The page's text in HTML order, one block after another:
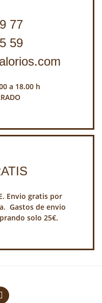
77
59
a 18.00 h
Envio gratis por
Gastos de envio
solo 25€.